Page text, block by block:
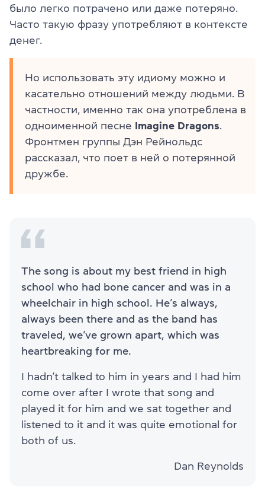
было легко потрачено или даже потеряно.
Часто такую фразу употребляют в контексте
денег.
Но использовать эту идиому можно и
касательно отношений между людьми. В
частности, именно так она употреблена в
одноименной песне Imagine Dragons.
Фронтмен группы Дэн Рейнольдс
рассказал, что поет в ней о потерянной
дружбе.
The song is about my best friend in high
school who had bone cancer and was in a
wheelchair in high school. He’s always,
always been there and as the band has
traveled, we’ve grown apart, which was
heartbreaking for me.
I hadn’t talked to him in years and I had him
come over after I wrote that song and
played it for him and we sat together and
listened to it and it was quite emotional for
both of us.
Dan Reynolds